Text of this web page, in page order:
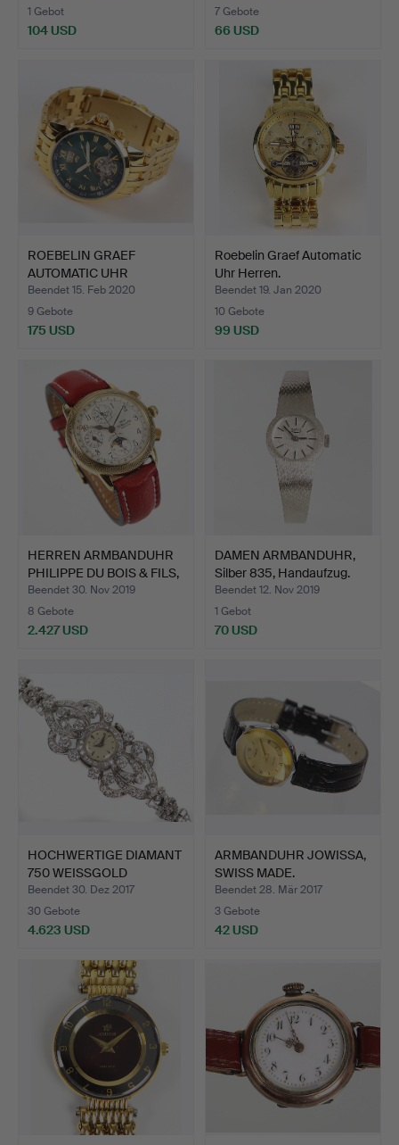
1 Gebot
104 USD
7 Gebote
66 USD
ROEBELIN GRAEF
AUTOMATIC UHR
HERREN.
Beendet 15. Feb 2020
9 Gebote
175 USD
Roebelin Graef Automatic
Uhr Herren.
Beendet 19. Jan 2020
10 Gebote
99 USD
HERREN ARMBANDUHR
PHILIPPE DU BOIS & FILS,
…
Beendet 30. Nov 2019
8 Gebote
2.427 USD
DAMEN ARMBANDUHR,
Silber 835, Handaufzug.
Beendet 12. Nov 2019
1 Gebot
70 USD
HOCHWERTIGE DIAMANT
750 WEISSGOLD
DAMENUHR.
Beendet 30. Dez 2017
30 Gebote
4.623 USD
ARMBANDUHR JOWISSA,
SWISS MADE.
Beendet 28. Mär 2017
3 Gebote
42 USD